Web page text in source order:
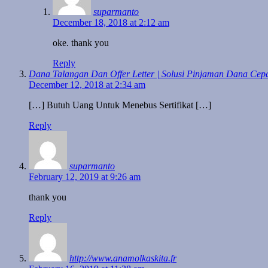
suparmanto
December 18, 2018 at 2:12 am
oke. thank you
Reply
Dana Talangan Dan Offer Letter | Solusi Pinjaman Dana
December 12, 2018 at 2:34 am
[…] Butuh Uang Untuk Menebus Sertifikat […]
Reply
suparmanto
February 12, 2019 at 9:26 am
thank you
Reply
http://www.anamolkaskita.fr